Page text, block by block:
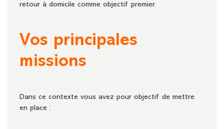
retour à domicile comme objectif premier.
Vos principales
missions
Dans ce contexte vous avez pour objectif de mettre
en place :